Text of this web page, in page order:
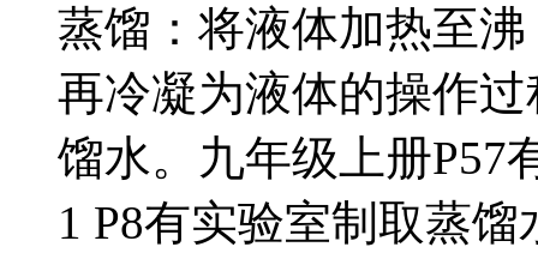
蒸馏：将液体加热至
再冷凝为液体的操作
馏水。九年级上册P57
1 P8有实验室制取蒸